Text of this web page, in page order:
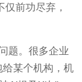
前功尽弃，
题。很多企业
给某个机构，机